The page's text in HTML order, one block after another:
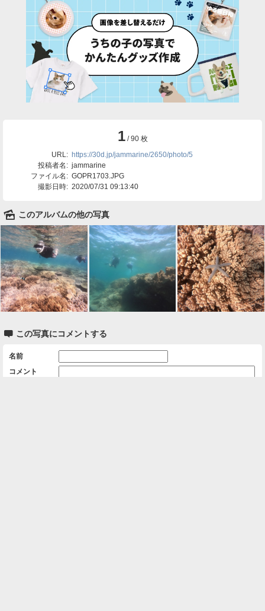
1 / 90 枚
URL: https://30d.jp/jammarine/2650/photo/5
投稿者名: jammarine
ファイル名: GOPR1703.JPG
撮影日時: 2020/07/31 09:13:40
🌄 このアルバムの他の写真
 この写真にコメントする
名前
コメント